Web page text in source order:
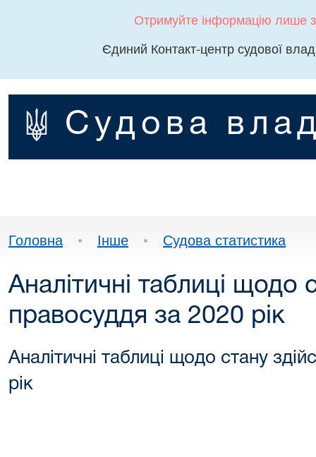
Отримуйте інформацію лише
Єдиний Контакт-центр судової
Судова
Головна • Інше • Судова статистика
Аналітичні таблиці щодо
правосуддя за 2020 рік
Аналітичні таблиці щодо стану
рік